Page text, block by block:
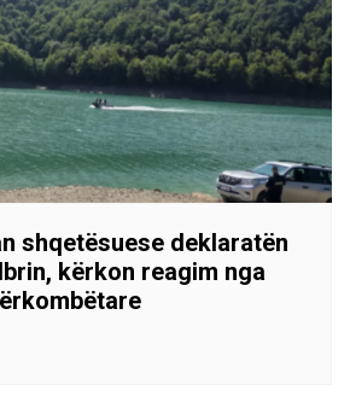
shqetësuese deklaratën
kërkon reagim nga